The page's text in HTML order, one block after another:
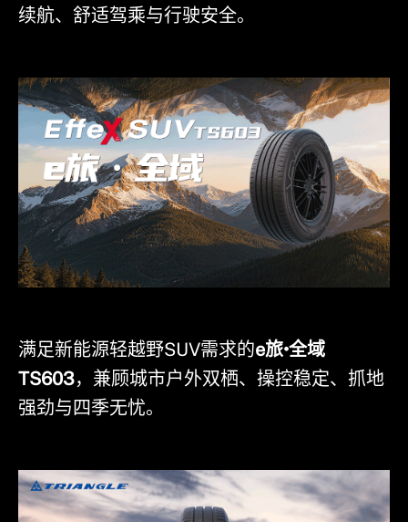
续航、舒适驾乘与行驶安全。
满足新能源轻越野SUV需求的e旅•全域
TS603，兼顾城市户外双栖、操控稳定、抓地
强劲与四季无忧。